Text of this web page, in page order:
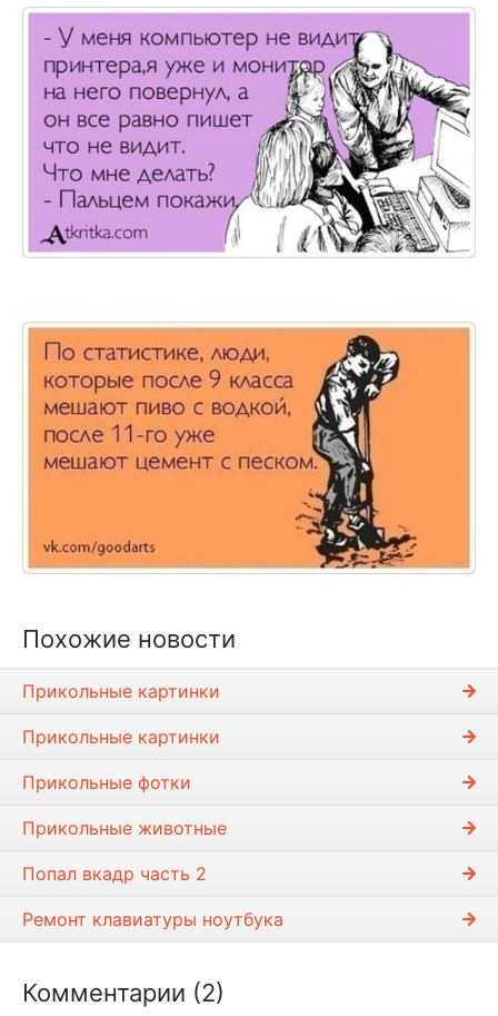
Похожие новости
Прикольные картинки
Прикольные картинки
Прикольные фотки
Прикольные животные
Попал вкадр часть 2
Ремонт клавиатуры ноутбука
Комментарии (2)